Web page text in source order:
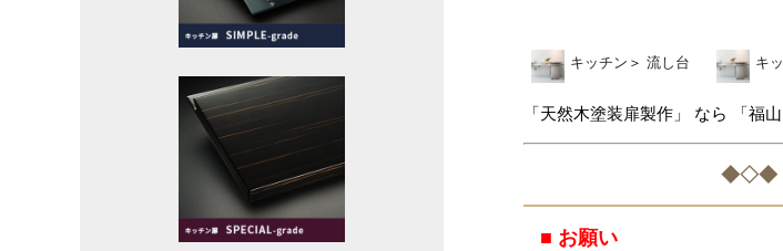
キッチン ＞ 流し台 キ
「天然木塗装扉製作」 なら 「福
◆◇◆
■ お願い